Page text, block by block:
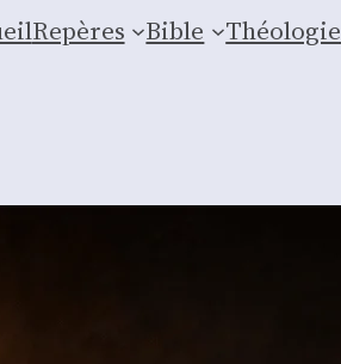
Repères Bible Théologie